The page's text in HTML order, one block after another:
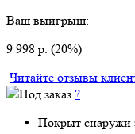
Ваш выигрыш:
9 998 р. (20%)
Читайте отзывы
Под заказ ?
Покрыт снаружи